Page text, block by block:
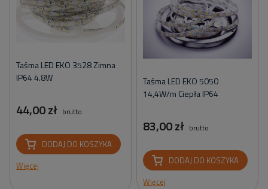
Taśma LED EKO 3528 Zimna
IP64 4.8W
44,00 zł brutto
DODAJ DO KOSZYKA
Więcej
Taśma LED EKO 5050
14,4W/m Ciepła IP64
83,00 zł brutto
DODAJ DO KOSZYKA
Więcej